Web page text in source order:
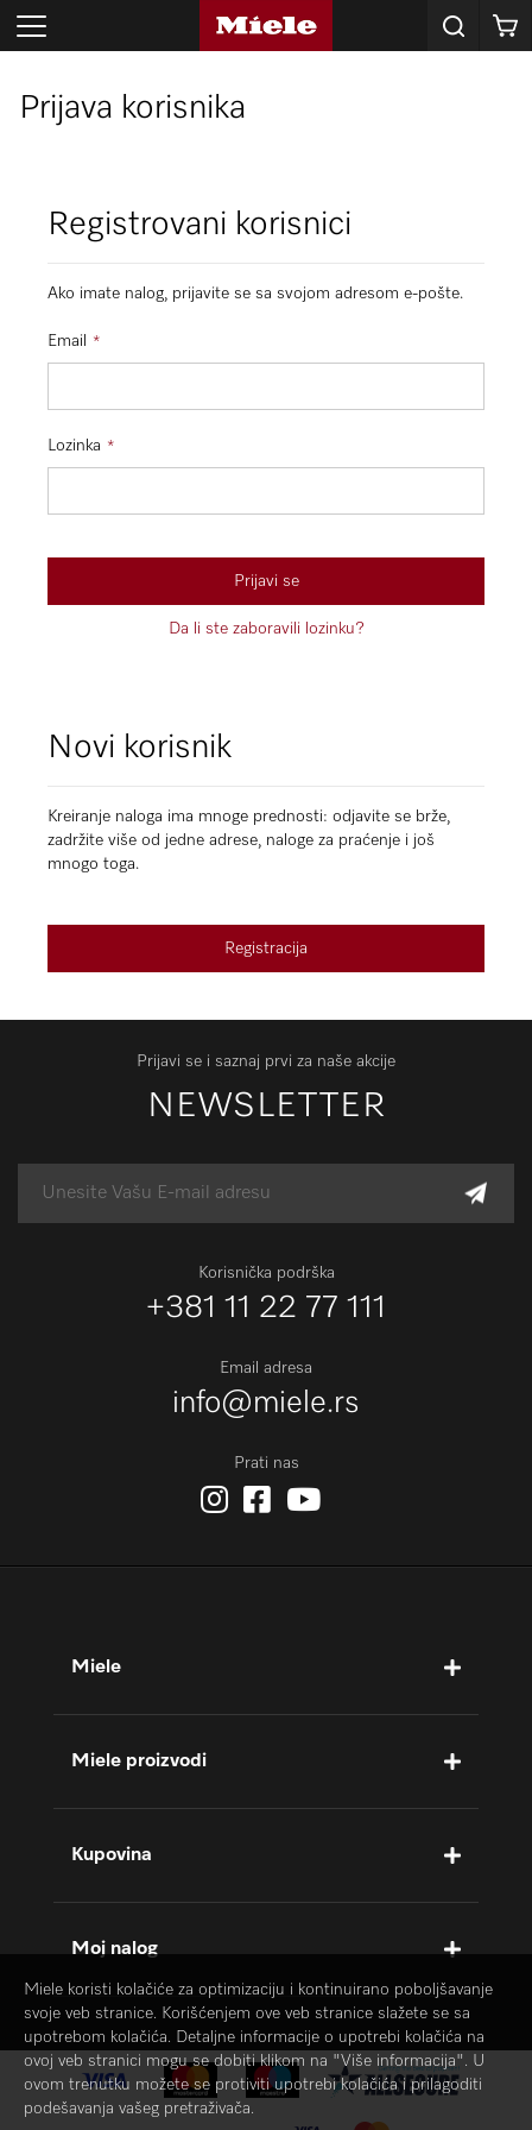
Korpa
Prijava korisnika
Registrovani korisnici
Ako imate nalog, prijavite se sa svojom adresom e-pošte.
Email
Lozinka
Prijavi se
Da li ste zaboravili lozinku?
Novi korisnik
Kreiranje naloga ima mnoge prednosti: odjavite se brže,
zadržite više od jedne adrese, naloge za praćenje i još
mnogo toga.
Registracija
Prijavi se i saznaj prvi za naše akcije
NEWSLETTER
Korisnička podrška
+381 11 22 77 111
Email adresa
info@miele.rs
Prati nas
Miele
Miele proizvodi
Kupovina
Moj nalog
Miele koristi kolačiće za optimizaciju i kontinuirano poboljšavanje
svoje veb stranice. Korišćenjem ove veb stranice slažete se sa
upotrebom kolačića. Detaljne informacije o upotrebi kolačića na
ovoj veb stranici mogu se dobiti klikom na "Više informacija". U
ovom trenutku možete se protiviti upotrebi kolačića i prilagoditi
podešavanja vašeg pretraživača.